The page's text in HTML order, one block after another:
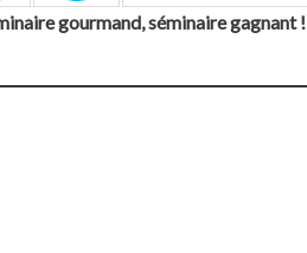
gourmand, séminaire gagnant !